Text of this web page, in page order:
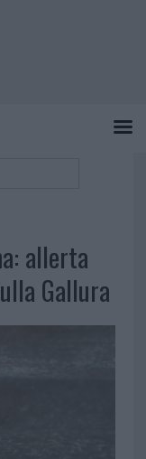
allerta
Gallura